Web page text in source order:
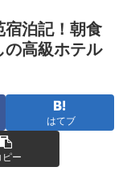
宿泊記！朝食
の高級ホテル
はてブ
ピー